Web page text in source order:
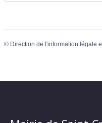
© Direction de l'information légale